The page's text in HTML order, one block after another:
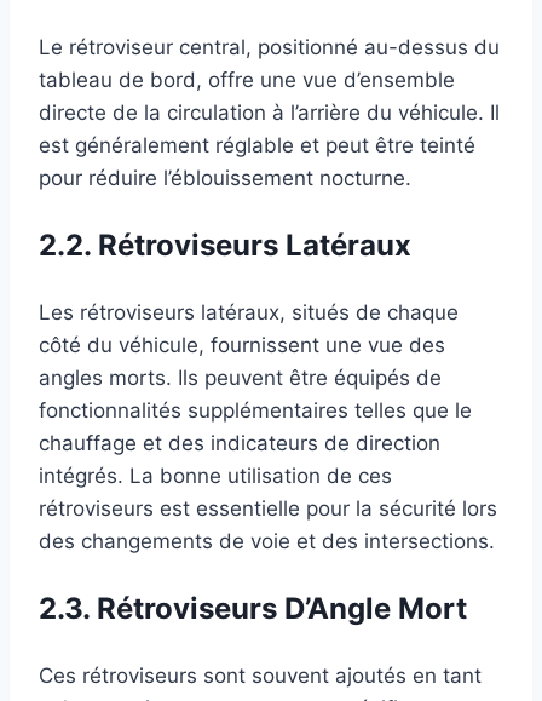
Le rétroviseur central, positionné au-dessus du
tableau de bord, offre une vue d’ensemble
directe de la circulation à l’arrière du véhicule. Il
est généralement réglable et peut être teinté
pour réduire l’éblouissement nocturne.
2.2. Rétroviseurs Latéraux
Les rétroviseurs latéraux, situés de chaque
côté du véhicule, fournissent une vue des
angles morts. Ils peuvent être équipés de
fonctionnalités supplémentaires telles que le
chauffage et des indicateurs de direction
intégrés. La bonne utilisation de ces
rétroviseurs est essentielle pour la sécurité lors
des changements de voie et des intersections.
2.3. Rétroviseurs D’Angle Mort
Ces rétroviseurs sont souvent ajoutés en tant